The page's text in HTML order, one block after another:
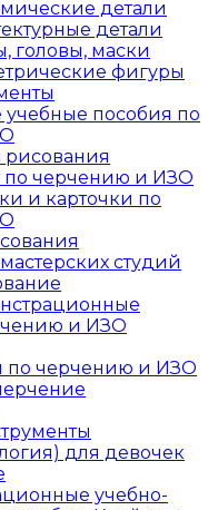
детали
детали
головы, маски
фигуры
учебные пособия по
по черчению и ИЗО
и карточки по
студий
и ИЗО
по черчению и ИЗО
для девочек
учебно-